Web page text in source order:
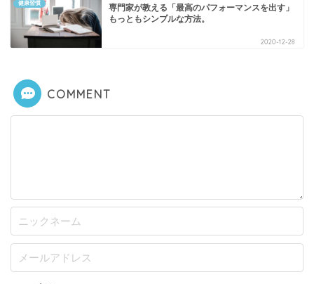
健康習慣
専門家が教える「最高のパフォーマンスを出す」
もっともシンプルな方法。
2020-12-28
COMMENT